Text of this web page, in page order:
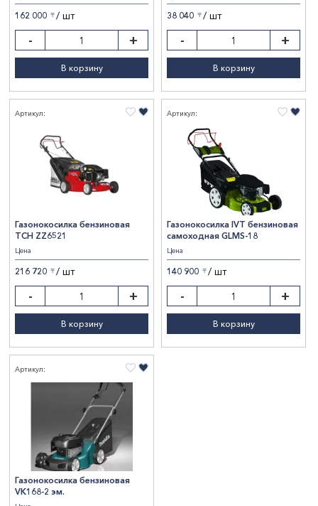
IVT 1
Показать результаты
Сбросить фильтры
162 000 〒 / шт
- +
В корзину
38 040 〒 / шт
- +
В корзину
Артикул:
Газонокосилка бензиновая
TCH ZZ6521
Цена
216 720 〒 / шт
- +
В корзину
Артикул:
Газонокосилка IVT бензиновая
самоходная GLMS-18
Цена
140 900 〒 / шт
- +
В корзину
Артикул:
Газонокосилка бензиновая
VK168-2 эм.